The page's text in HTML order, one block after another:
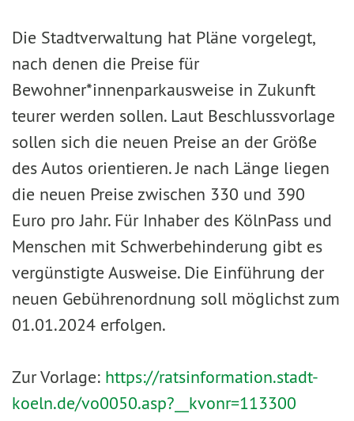
Die Stadtverwaltung hat Pläne vorgelegt,
nach denen die Preise für
Bewohner*innenparkausweise in Zukunft
teurer werden sollen. Laut Beschlussvorlage
sollen sich die neuen Preise an der Größe
des Autos orientieren. Je nach Länge liegen
die neuen Preise zwischen 330 und 390
Euro pro Jahr. Für Inhaber des KölnPass und
Menschen mit Schwerbehinderung gibt es
vergünstigte Ausweise. Die Einführung der
neuen Gebührenordnung soll möglichst zum
01.01.2024 erfolgen.
Zur Vorlage: https://ratsinformation.stadt-
koeln.de/vo0050.asp?__kvonr=113300